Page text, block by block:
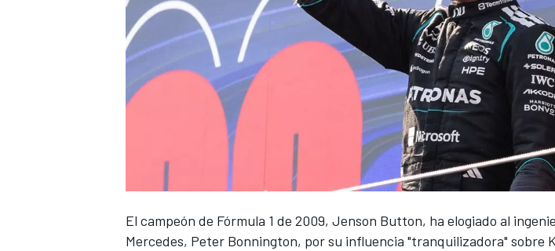
El campeón de Fórmula 1 de 2009, Jenson Button, ha elogiado al
Mercedes, Peter Bonnington, por su influencia "tranquilizadora" sobre